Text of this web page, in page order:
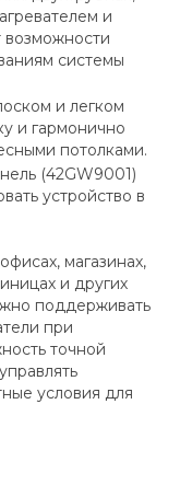
и
возможности
системы
и легком
и гармонично
потолками.
(42GW9001)
устройство в
магазинах,
и других
поддерживать
при
точной
условия для